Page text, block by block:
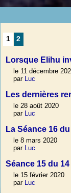
1 2
Lorsque Elihu
le 11 décembre
par Luc
Les dernières
le 28 août 2020
par Luc
La Séance 16
le 8 mars 2020
par Luc
Séance 15 du
le 15 février 2020
par Luc